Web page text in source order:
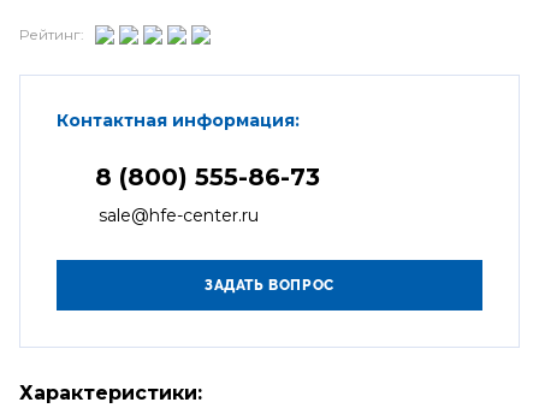
Рейтинг:
Контактная информация:
8 (800) 555-86-73
sale@hfe-center.ru
Характеристики: